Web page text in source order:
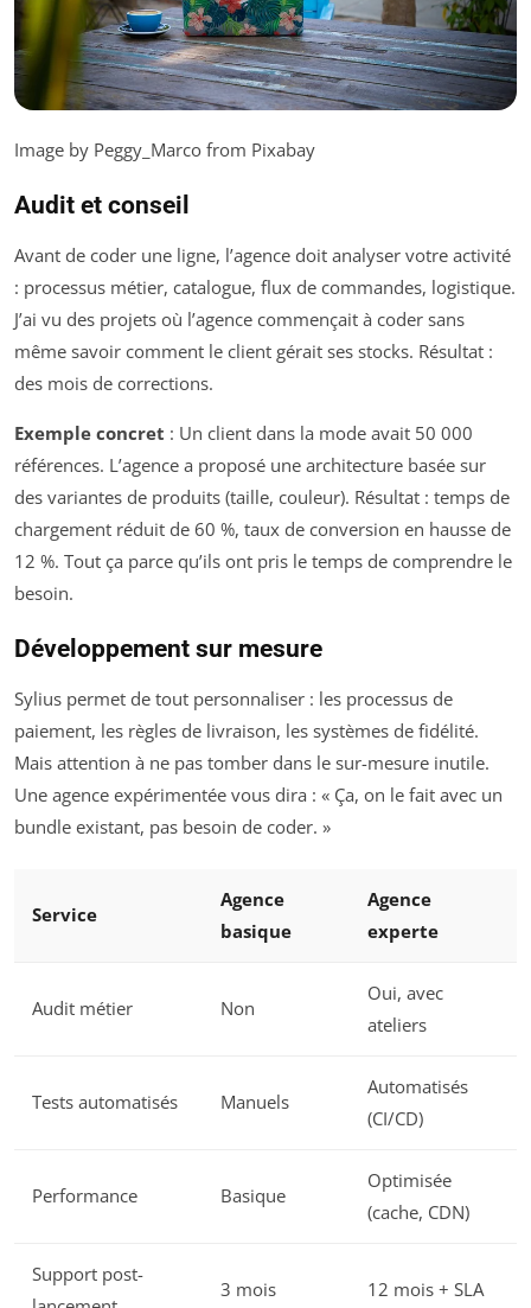
Image by Peggy_Marco from Pixabay
Audit et conseil
Avant de coder une ligne, l’agence doit analyser votre activité
: processus métier, catalogue, flux de commandes, logistique.
J’ai vu des projets où l’agence commençait à coder sans
même savoir comment le client gérait ses stocks. Résultat :
des mois de corrections.
Exemple concret : Un client dans la mode avait 50 000
références. L’agence a proposé une architecture basée sur
des variantes de produits (taille, couleur). Résultat : temps de
chargement réduit de 60 %, taux de conversion en hausse de
12 %. Tout ça parce qu’ils ont pris le temps de comprendre le
besoin.
Développement sur mesure
Sylius permet de tout personnaliser : les processus de
paiement, les règles de livraison, les systèmes de fidélité.
Mais attention à ne pas tomber dans le sur-mesure inutile.
Une agence expérimentée vous dira : « Ça, on le fait avec un
bundle existant, pas besoin de coder. »
Service
Agence
basique
Agence
experte
Audit métier Non
Oui, avec
ateliers
Tests automatisés Manuels
Automatisés
(CI/CD)
Performance Basique
Optimisée
(cache, CDN)
Support post-
3 mois 12 mois + SLA